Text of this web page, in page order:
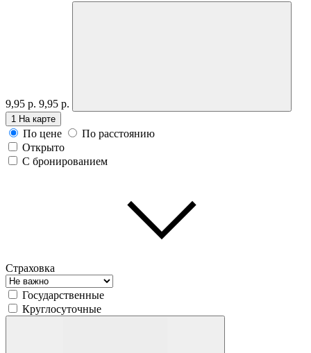
9,95 р. 9,95 р.
1 На карте
По цене
По расстоянию
Открыто
С бронированием
Страховка
Государственные
Круглосуточные